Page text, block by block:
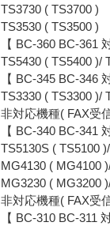
TS3730 ( TS3700 )
TS3530 ( TS3500 )
【 BC-360 BC-361
TS5430 ( TS5400 )/
【 BC-345 BC-346
TS3330 ( TS3300 )/
非対応機種( FAX受
【 BC-340 BC-341
TS5130S ( TS5100
MG4130 ( MG4100
MG3230 ( MG3200
非対応機種( FAX受
【 BC-310 BC-311